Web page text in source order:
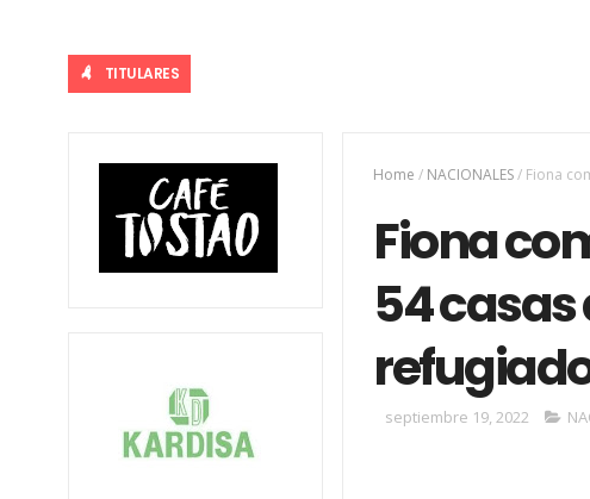
TITULARES
Home / NACIONALES/ Fiona
Fiona
54 casas
septiembre 19, 2022